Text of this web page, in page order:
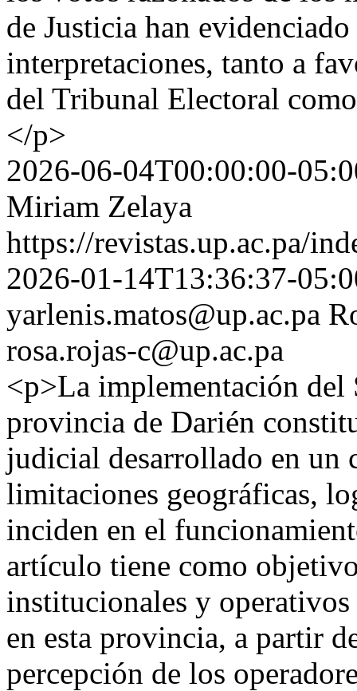
de Justicia han
interpretaciones, tanto a
del Tribunal Electoral
</p>
2026-06-04T00:00:00-
Miriam Zelaya
https://revistas.up.ac.pa/
2026-01-14T13:36:37-
yarlenis.matos@up.ac.pa
rosa.rojas-c@up.ac.pa
<p>La implementación del
provincia de Darién
judicial desarrollado en un
limitaciones geográficas,
inciden en el
artículo tiene como
institucionales y
en esta provincia, a partir
percepción de los